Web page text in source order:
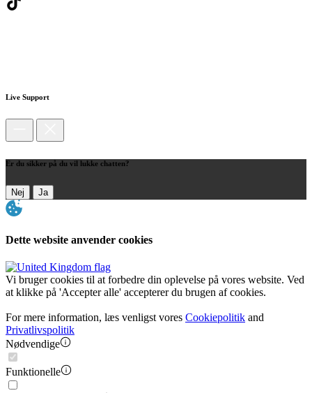
Live Support
Er du sikker på du vil lukke chatten?
Nej Ja
Dette website anvender cookies
Vi bruger cookies til at forbedre din oplevelse på vores website. Ved
at klikke på 'Accepter alle' accepterer du brugen af cookies.
For mere information, læs venligst vores Cookiepolitik and
Privatlivspolitik
Nødvendige
Funktionelle